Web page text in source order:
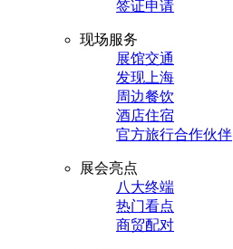
签证申请
现场服务
展馆交通
发现上海
周边餐饮
酒店住宿
官方旅行合作伙伴
展会亮点
八大终端
热门看点
商贸配对